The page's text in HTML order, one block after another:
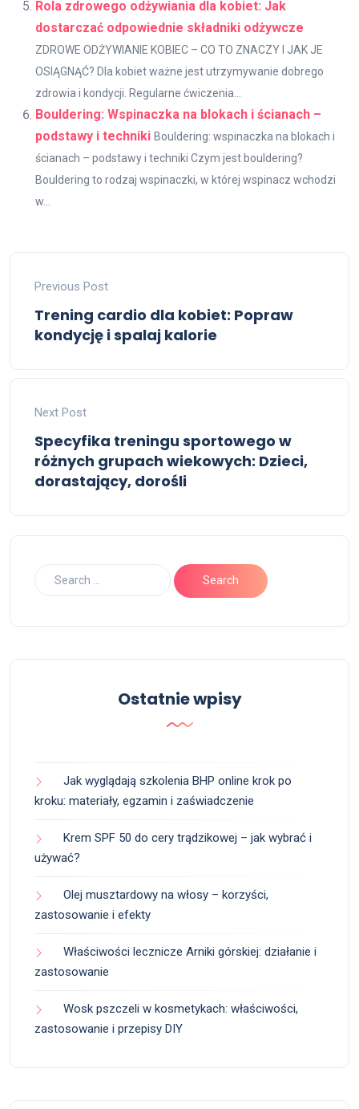
Rola zdrowego odżywiania dla kobiet: Jak
dostarczać odpowiednie składniki odżywcze
ZDROWE ODŻYWIANIE KOBIEC – CO TO ZNACZY I JAK JE
OSIĄGNĄĆ? Dla kobiet ważne jest utrzymywanie dobrego
zdrowia i kondycji. Regularne ćwiczenia...
Bouldering: Wspinaczka na blokach i ścianach –
podstawy i techniki Bouldering: wspinaczka na blokach i
ścianach – podstawy i techniki Czym jest bouldering?
Bouldering to rodzaj wspinaczki, w której wspinacz wchodzi
w...
Previous Post
Trening cardio dla kobiet: Popraw
kondycję i spalaj kalorie
Next Post
Specyfika treningu sportowego w
różnych grupach wiekowych: Dzieci,
dorastający, dorośli
Ostatnie wpisy
Jak wyglądają szkolenia BHP online krok po
kroku: materiały, egzamin i zaświadczenie
Krem SPF 50 do cery trądzikowej – jak wybrać i
używać?
Olej musztardowy na włosy – korzyści,
zastosowanie i efekty
Właściwości lecznicze Arniki górskiej: działanie i
zastosowanie
Wosk pszczeli w kosmetykach: właściwości,
zastosowanie i przepisy DIY